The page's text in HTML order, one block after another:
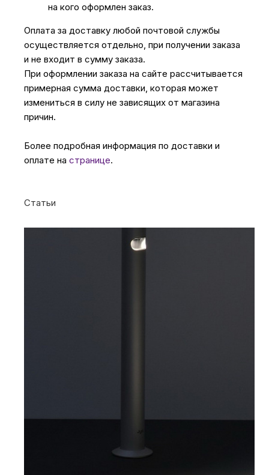
на кого оформлен заказ.
Оплата за доставку любой почтовой службы
осуществляется отдельно, при получении заказа
и не входит в сумму заказа.
При оформлении заказа на сайте рассчитывается
примерная сумма доставки, которая может
измениться в силу не зависящих от магазина
причин.
Более подробная информация по доставки и
оплате на странице.
Статьи